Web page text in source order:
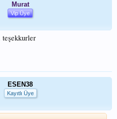
Murat
Vip Üye
teşekkurler
ESEN38
Kayıtlı Üye